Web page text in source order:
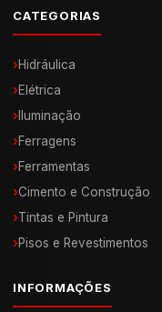
CATEGORIAS
›Hidráulica
›Elétrica
› Iluminação
›Ferragens
›Ferramentas
›Cimento e Construção
›Tintas e Pintura
›Pisos e Revestimentos
INFORMAÇÕES